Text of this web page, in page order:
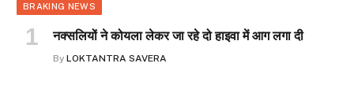
BRAKING NEWS
नक्सलियों ने कोयला लेकर जा रहे दो हाइवा में आग लगा दी
By LOKTANTRA SAVERA